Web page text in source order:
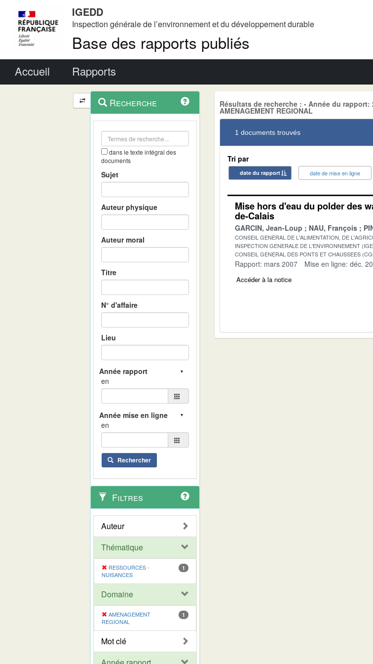
IGEDD
Inspection générale de l’environnement et du développement durable
Base des rapports publiés
Accueil Rapports
Navigation
et
outils
contextuel
Recherche
dans le texte intégral des
documents
Sujet
Auteur physique
Auteur moral
Titre
N° d'affaire
Lieu
en
en
Rechercher
Filtres
Auteur
Thématique
RESSOURCES -
NUISANCES
1
Domaine
AMENAGEMENT
REGIONAL
1
Mot clé
Résultats de recherche : - Année du rapport:
AMENAGEMENT REGIONAL
1 documents trouvés
Tri par
date du rapport date de mise en ligne
Mise hors d'eau du polder des
de-Calais
GARCIN, Jean-Loup NAU, François
CONSEIL GENERAL DE L'ALIMENTATION, DE
INSPECTION GENERALE DE L'ENVIRONNEMENT
CONSEIL GENERAL DES PONTS ET CHAUSSEES
Rapport: mars 2007 Mise en ligne: déc.
Accéder à la notice